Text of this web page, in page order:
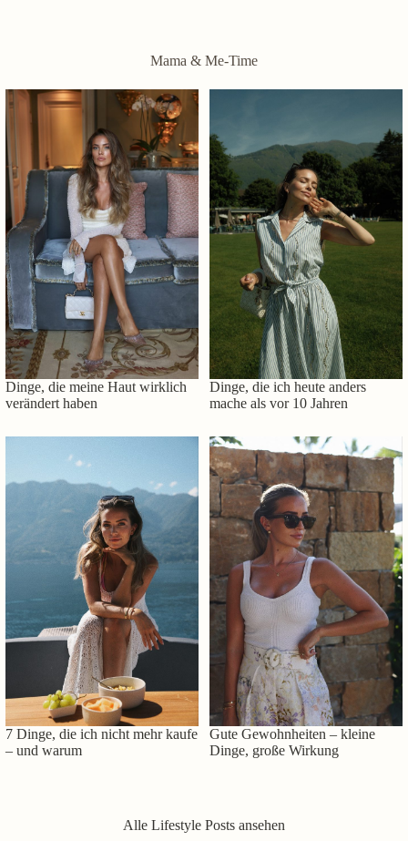
Mama & Me-Time
Dinge, die meine Haut wirklich
verändert haben
Dinge, die ich heute anders
mache als vor 10 Jahren
7 Dinge, die ich nicht mehr kaufe
– und warum
Gute Gewohnheiten – kleine
Dinge, große Wirkung
Alle Lifestyle Posts ansehen